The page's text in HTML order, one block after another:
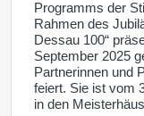
Programms der
Rahmen des
Dessau 100“
September 2025
Partnerinnen und
feiert. Sie ist vom
in den